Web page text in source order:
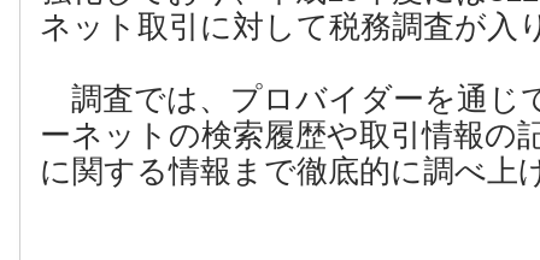
ネット取引に対して税務調査が入
調査では、プロバイダーを通じ
ーネットの検索履歴や取引情報の
に関する情報まで徹底的に調べ上